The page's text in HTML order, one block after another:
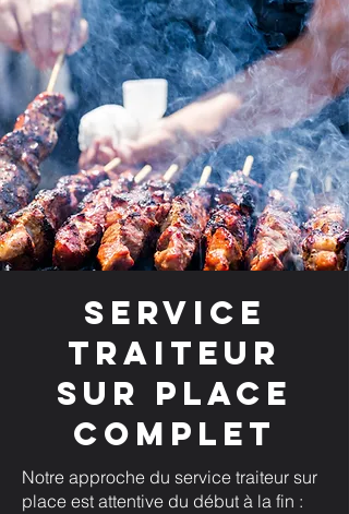
Service
traiteur
sur place
complet
Notre approche du service traiteur sur
place est attentive du début à la fin :